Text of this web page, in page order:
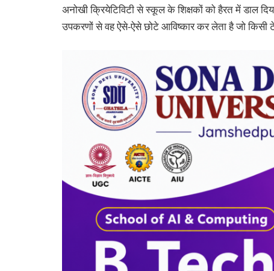
अनोखी क्रियेटिविटी से स्कूल के शिक्षकों को हैरत में डाल
उपकरणों से वह ऐसे-ऐसे छोटे आविष्कार कर लेता है जो किसी